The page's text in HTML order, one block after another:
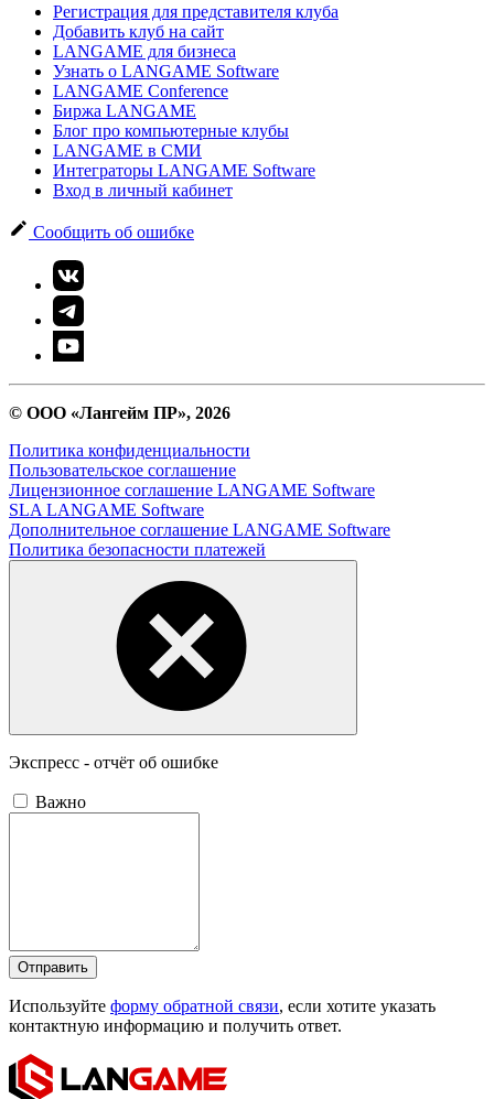
Регистрация для представителя клуба
Добавить клуб на сайт
LANGAME для бизнеса
Узнать о LANGAME Software
LANGAME Conference
Биржа LANGAME
Блог про компьютерные клубы
LANGAME в СМИ
Интеграторы LANGAME Software
Вход в личный кабинет
Сообщить об ошибке
© ООО «Лангейм ПР», 2026
Политика конфиденциальности
Пользовательское соглашение
Лицензионное соглашение LANGAME Software
SLA LANGAME Software
Дополнительное соглашение LANGAME Software
Политика безопасности платежей
Экспресс - отчёт об ошибке
Важно
Отправить
Используйте форму обратной связи, если хотите указать
контактную информацию и получить ответ.